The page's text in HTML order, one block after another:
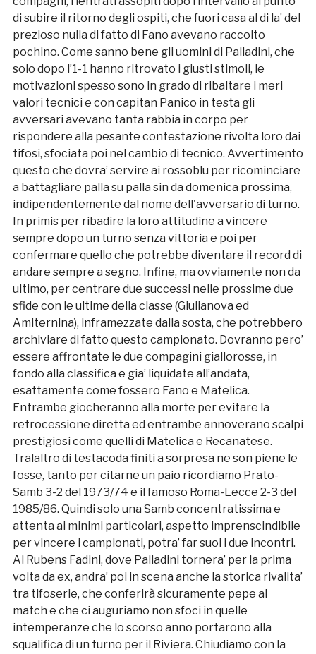
di subire il ritorno degli ospiti, che fuori casa al di la’ del
prezioso nulla di fatto di Fano avevano raccolto
pochino. Come sanno bene gli uomini di Palladini, che
solo dopo l’1-1 hanno ritrovato i giusti stimoli, le
motivazioni spesso sono in grado di ribaltare i meri
valori tecnici e con capitan Panico in testa gli
avversari avevano tanta rabbia in corpo per
rispondere alla pesante contestazione rivolta loro dai
tifosi, sfociata poi nel cambio di tecnico. Avvertimento
questo che dovra’ servire ai rossoblu per ricominciare
a battagliare palla su palla sin da domenica prossima,
indipendentemente dal nome dell'avversario di turno.
In primis per ribadire la loro attitudine a vincere
sempre dopo un turno senza vittoria e poi per
confermare quello che potrebbe diventare il record di
andare sempre a segno. Infine, ma ovviamente non da
ultimo, per centrare due successi nelle prossime due
sfide con le ultime della classe (Giulianova ed
Amiternina), inframezzate dalla sosta, che potrebbero
archiviare di fatto questo campionato. Dovranno pero’
essere affrontate le due compagini giallorosse, in
fondo alla classifica e gia’ liquidate all’andata,
esattamente come fossero Fano e Matelica.
Entrambe giocheranno alla morte per evitare la
retrocessione diretta ed entrambe annoverano scalpi
prestigiosi come quelli di Matelica e Recanatese.
Tralaltro di testacoda finiti a sorpresa ne son piene le
fosse, tanto per citarne un paio ricordiamo Prato-
Samb 3-2 del 1973/74 e il famoso Roma-Lecce 2-3 del
1985/86. Quindi solo una Samb concentratissima e
attenta ai minimi particolari, aspetto imprenscindibile
per vincere i campionati, potra’ far suoi i due incontri.
Al Rubens Fadini, dove Palladini tornera’ per la prima
volta da ex, andra’ poi in scena anche la storica rivalita’
tra tifoserie, che conferirà sicuramente pepe al
match e che ci auguriamo non sfoci in quelle
intemperanze che lo scorso anno portarono alla
squalifica di un turno per il Riviera. Chiudiamo con la